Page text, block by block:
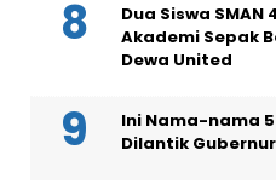
Dua Siswa SMAN
Akademi Sepak
Dewa United
Ini Nama-nama
Dilantik